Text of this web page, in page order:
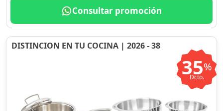
Consultar promoción
DISTINCION EN TU COCINA | 2026 - 38
35%
Dcto.